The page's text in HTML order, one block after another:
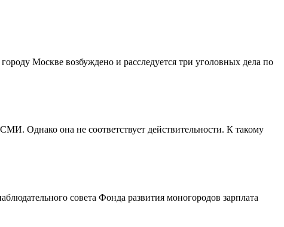
Москве возбуждено и расследуется три уголовных дела по
Однако она не соответствует действительности. К такому
совета Фонда развития моногородов зарплата